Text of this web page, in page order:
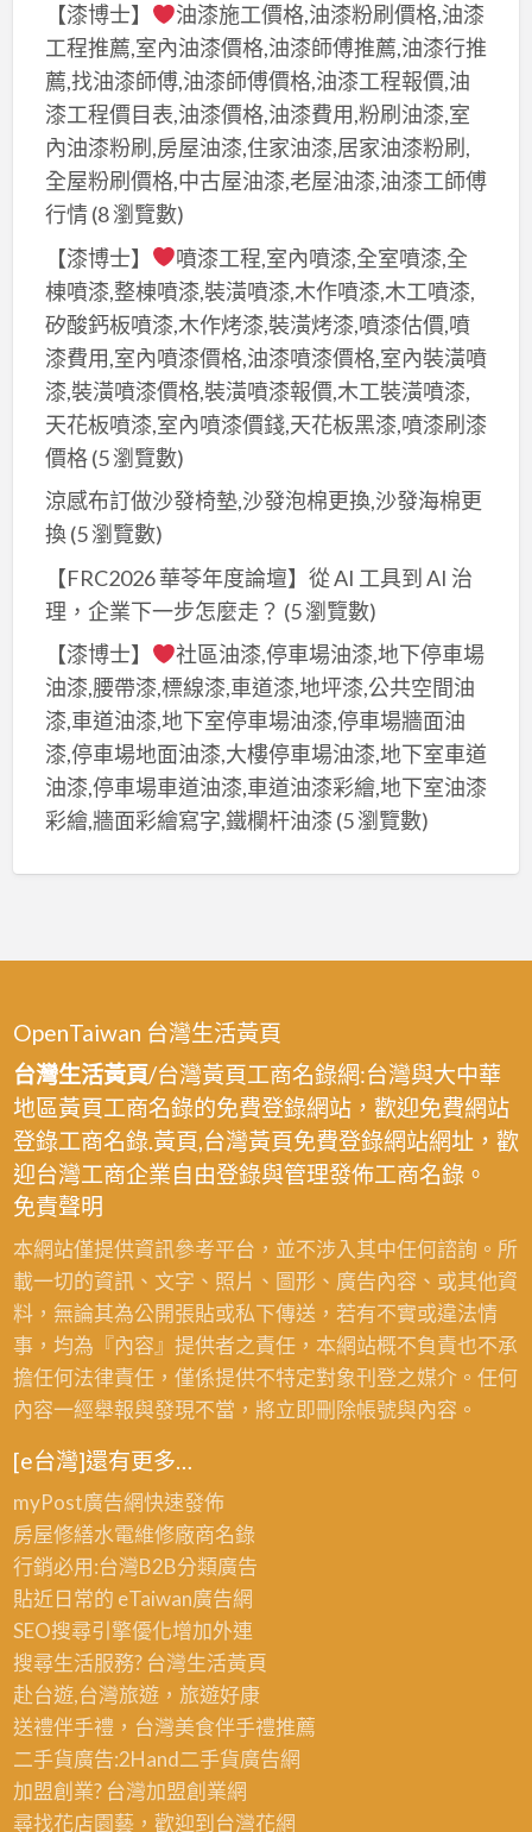
【漆博士】
油漆施工價格,油漆粉刷價格,油漆
工程推薦,室內油漆價格,油漆師傅推薦,油漆行推
薦,找油漆師傅,油漆師傅價格,油漆工程報價,油
漆工程價目表,油漆價格,油漆費用,粉刷油漆,室
內油漆粉刷,房屋油漆,住家油漆,居家油漆粉刷,
全屋粉刷價格,中古屋油漆,老屋油漆,油漆工師傅
行情(8 瀏覽數)
【漆博士】
噴漆工程,室內噴漆,全室噴漆,全
棟噴漆,整棟噴漆,裝潢噴漆,木作噴漆,木工噴漆,
矽酸鈣板噴漆,木作烤漆,裝潢烤漆,噴漆估價,噴
漆費用,室內噴漆價格,油漆噴漆價格,室內裝潢噴
漆,裝潢噴漆價格,裝潢噴漆報價,木工裝潢噴漆,
天花板噴漆,室內噴漆價錢,天花板黑漆,噴漆刷漆
價格(5 瀏覽數)
涼感布訂做沙發椅墊,沙發泡棉更換,沙發海棉更
換(5 瀏覽數)
【FRC2026 華苓年度論壇】從 AI 工具到 AI 治
理，企業下一步怎麼走？ (5 瀏覽數)
【漆博士】
社區油漆,停車場油漆,地下停車場
油漆,腰帶漆,標線漆,車道漆,地坪漆,公共空間油
漆,車道油漆,地下室停車場油漆,停車場牆面油
漆,停車場地面油漆,大樓停車場油漆,地下室車道
油漆,停車場車道油漆,車道油漆彩繪,地下室油漆
彩繪,牆面彩繪寫字,鐵欄杆油漆(5 瀏覽數)
OpenTaiwan 台灣生活黃頁
台灣生活黃頁/台灣黃頁工商名錄網:台灣與大中華
地區黃頁工商名錄的免費登錄網站，歡迎免費網站
登錄工商名錄.黃頁,台灣黃頁免費登錄網站網址，歡
迎台灣工商企業自由登錄與管理發佈工商名錄。
免責聲明
本網站僅提供資訊參考平台，並不涉入其中任何諮詢。所
載一切的資訊、文字、照片、圖形、廣告內容、或其他資
料，無論其為公開張貼或私下傳送，若有不實或違法情
事，均為『內容』提供者之責任，本網站概不負責也不承
擔任何法律責任，僅係提供不特定對象刊登之媒介。任何
內容一經舉報與發現不當，將立即刪除帳號與內容。
[e台灣]還有更多…
myPost廣告網快速發佈
房屋修繕水電維修廠商名錄
行銷必用:台灣B2B分類廣告
貼近日常的 eTaiwan廣告網
SEO搜尋引擎優化增加外連
搜尋生活服務? 台灣生活黃頁
赴台遊,台灣旅遊，旅遊好康
送禮伴手禮，台灣美食伴手禮推薦
二手貨廣告:2Hand二手貨廣告網
加盟創業? 台灣加盟創業網
尋找花店園藝，歡迎到 台灣花網